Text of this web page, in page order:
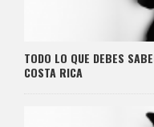
TODO LO QUE DEBES
COSTA RICA